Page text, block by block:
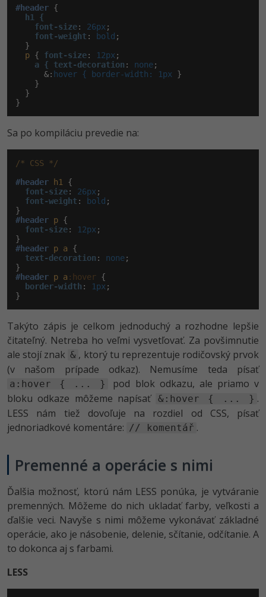
#header {
h1 {
    font-size
: 26px ;
font-weight : bold ;
  }
p { font-size: 12px ;
a { text-decoration : none;
      &:
hover { border-width: 1px }
    }
  }
}
Sa po kompiláciu prevedie na:
/* CSS */
#header
h1
{
font-size: 26px ;
font-weight : bold ;
#header p {
font-size: 12px ;
#header p a {
text-decoration : none;
#header p a :hover {
border-width : 1px ;
}
Takýto zápis je celkom jednoduchý a rozhodne lepšie
čitateľný. Netreba ho veľmi vysvetľovať. Za povšimnutie
ale stojí znak & , ktorý tu reprezentuje rodičovský prvok
(v našom prípade odkaz). Nemusíme teda písať
a:hover { ... }
pod blok odkazu, ale priamo v
bloku odkaze môžeme napísať &:hover { ... } .
LESS nám tiež dovoľuje na rozdiel od CSS, písať
jednoriadkové komentáre: // komentář .
Premenné a operácie s nimi
Ďalšia možnosť, ktorú nám LESS ponúka, je vytváranie
premenných. Môžeme do nich ukladať farby, veľkosti a
ďalšie veci. Navyše s nimi môžeme vykonávať základné
operácie, ako je násobenie, delenie, sčítanie, odčítanie. A
to dokonca aj s farbami.
LESS